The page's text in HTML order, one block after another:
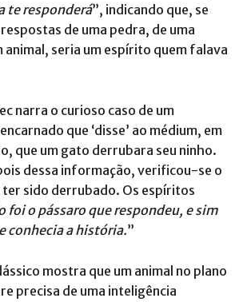
te responderá”, indicando que, se
de uma pedra, de uma
animal, seria um espírito quem falava
narra o curioso caso de um
que ‘disse’ ao médium, em
que um gato derrubara seu ninho.
dessa informação, verificou-se o
sido derrubado. Os espíritos
foi o pássaro que respondeu, e sim
conhecia a história.”
mostra que um animal no plano
precisa de uma inteligência